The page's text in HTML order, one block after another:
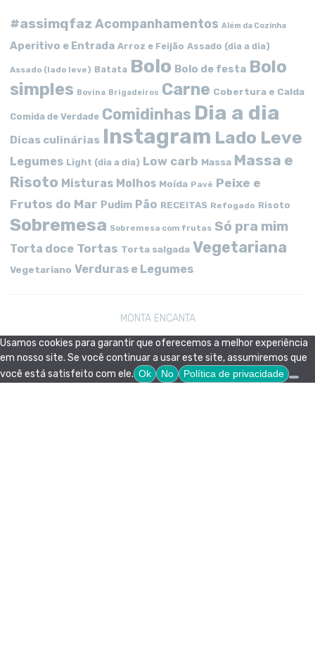
#assimqfaz Acompanhamentos Além da Cozinha
Aperitivo e Entrada Arroz e Feijão Assado (dia a dia)
Assado (lado leve) Batata Bolo Bolo de festa Bolo
simples Bovina Brigadeiros Carne Cobertura e Calda
Comida de Verdade Comidinhas Dia a dia
Dicas culinárias Instagram Lado Leve
Legumes Light (dia a dia) Low carb Massa Massa e
Risoto Misturas Molhos Moída Pavê Peixe e
Frutos do Mar Pudim Pão RECEITAS Refogado Risoto
Sobremesa Sobremesa com frutas Só pra mim
Torta doce Tortas Torta salgada Vegetariana
Vegetariano Verduras e Legumes
MONTA ENCANTA
Usamos cookies para garantir que oferecemos a melhor experiência
em nosso site. Se você continuar a usar este site, assumiremos que
você está satisfeito com ele. Ok No Política de privacidade